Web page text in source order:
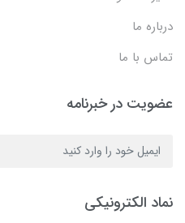
درباره ما
تماس با ما
عضویت در خبرنامه
نماد الکترونیکی